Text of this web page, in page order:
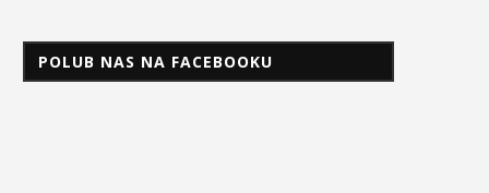
POLUB NAS NA FACEBOOKU